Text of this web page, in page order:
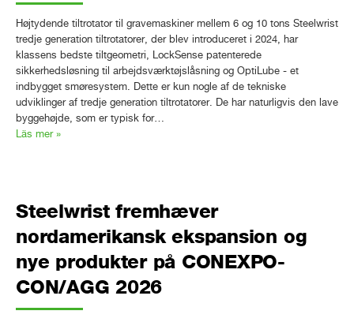
Højtydende tiltrotator til gravemaskiner mellem 6 og 10 tons Steelwrist
tredje generation tiltrotatorer, der blev introduceret i 2024, har
klassens bedste tiltgeometri, LockSense patenterede
sikkerhedsløsning til arbejdsværktøjslåsning og OptiLube - et
indbygget smøresystem. Dette er kun nogle af de tekniske
udviklinger af tredje generation tiltrotatorer. De har naturligvis den lave
byggehøjde, som er typisk for…
Läs mer »
Steelwrist fremhæver
nordamerikansk ekspansion og
nye produkter på CONEXPO-
CON/AGG 2026